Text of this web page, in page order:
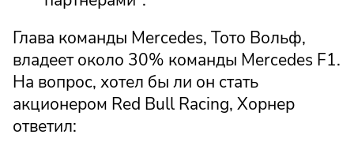
Глава команды Mercedes, Тото Вольф,
владеет около 30% команды Mercedes F1.
На вопрос, хотел бы ли он стать
акционером Red Bull Racing, Хорнер
ответил: